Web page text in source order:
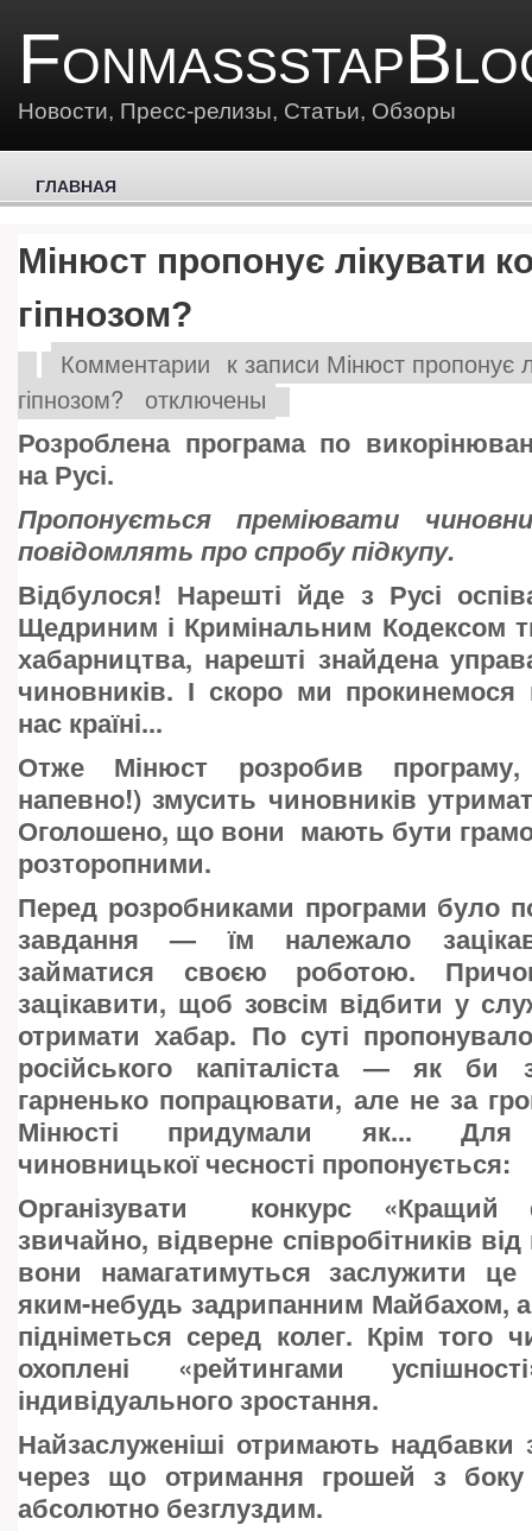
Новости, Пресс-релизы, Статьи, Обзоры
ГЛАВНАЯ
Мінюст пропонує лікувати
гіпнозом?
Комментарии к записи Мінюст пропонує
гіпнозом?
отключены
Розроблена програма по
на Русі.
Пропонується преміювати
повідомлять про спробу підкупу.
Відбулося! Нарешті йде з Русі
Щедриним і Кримінальним Кодексом
хабарництва, нарешті знайдена
чиновників. І скоро ми
нас країні...
Отже Мінюст розробив
напевно!) змусить чиновників
Оголошено, що вони мають бути
розторопними.
Перед розробниками програми було
завдання — їм належало
займатися своєю роботою.
зацікавити, щоб зовсім відбити у
отримати хабар. По суті
російського капіталіста — як би
гарненько попрацювати, але не за
Мінюсті придумали як... Для
чиновницької чесності пропонується:
Організувати конкурс «Кращий
звичайно, відверне співробітників
вони намагатимуться заслужити
яким-небудь задрипанним Майбахом,
підніметься серед колег. Крім того
охоплені «рейтингами
індивідуального зростання.
Найзаслуженіші отримають надбавки
через що отримання грошей з боку
абсолютно безглуздим.